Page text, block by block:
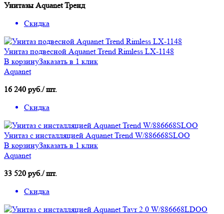
Унитазы Aquanet Тренд
Скидка
Унитаз подвесной Aquanet Trend Rimless LX-1148
В корзинуЗаказать в 1 клик
Aquanet
16 240 руб./ шт.
Скидка
Унитаз с инсталляцией Aquanet Trend W/886668SLOO
В корзинуЗаказать в 1 клик
Aquanet
33 520 руб./ шт.
Скидка